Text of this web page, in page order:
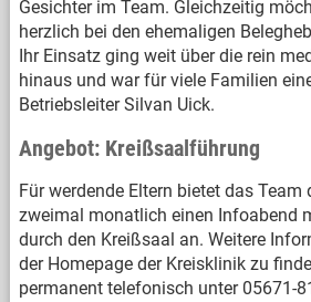
Gesichter im Team. Gleichzeitig
herzlich bei den ehemaligen
Ihr Einsatz ging weit über die rein
hinaus und war für viele Familien
Betriebsleiter Silvan Uick.
Angebot: Kreißsaalführung
Für werdende Eltern bietet das Team
zweimal monatlich einen Infoabend
durch den Kreißsaal an. Weitere
der Homepage der Kreisklinik zu
permanent telefonisch unter 05671-